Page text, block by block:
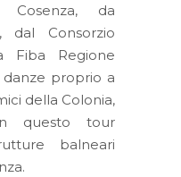
da
dal Consorzio
Fiba Regione
proprio a
della Colonia,
questo tour
balneari